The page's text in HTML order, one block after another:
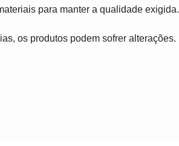
para manter a qualidade exigida.
os produtos podem sofrer alterações.